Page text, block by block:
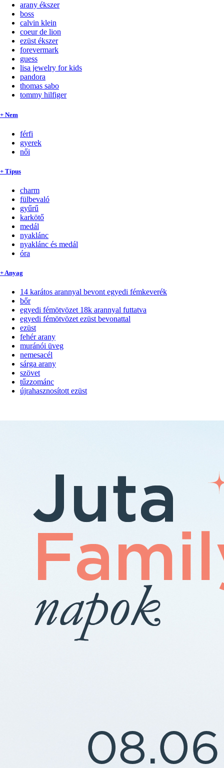
arany ékszer
boss
calvin klein
coeur de lion
ezüst ékszer
forevermark
guess
lisa jewelry for kids
pandora
thomas sabo
tommy hilfiger
+ Nem
férfi
gyerek
női
+ Típus
charm
fülbevaló
gyűrű
karkötő
medál
nyaklánc
nyaklánc és medál
óra
+ Anyag
14 karátos arannyal bevont egyedi fémkeverék
bőr
egyedi fémötvözet 18k arannyal futtatva
egyedi fémötvözet ezüst bevonattal
ezüst
fehér arany
muránói üveg
nemesacél
sárga arany
szövet
tűzzománc
újrahasznosított ezüst